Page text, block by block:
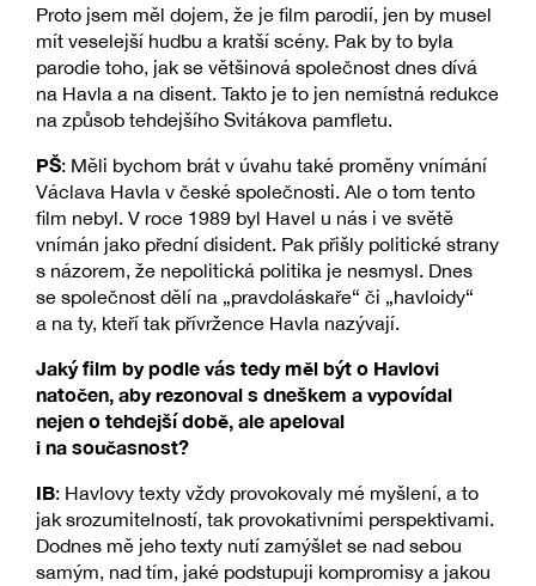
Proto jsem měl dojem, že je film parodií, jen by musel
mít veselejší hudbu a kratší scény. Pak by to byla
parodie toho, jak se většinová společnost dnes dívá
na Havla a na disent. Takto je to jen nemístná redukce
na způsob tehdejšího Svitákova pamfletu.
PŠ: Měli bychom brát v úvahu také proměny vnímání
Václava Havla v české společnosti. Ale o tom tento
film nebyl. V roce 1989 byl Havel u nás i ve světě
vnímán jako přední disident. Pak přišly politické strany
s názorem, že nepolitická politika je nesmysl. Dnes
se společnost dělí na „pravdoláskaře“ či „havloidy“
a na ty, kteří tak přívržence Havla nazývají.
Jaký film by podle vás tedy měl být o Havlovi
natočen, aby rezonoval s dneškem a vypovídal
nejen o tehdejší době, ale apeloval
i na současnost?
IB: Havlovy texty vždy provokovaly mé myšlení, a to
jak srozumitelností, tak provokativními perspektivami.
Dodnes mě jeho texty nutí zamýšlet se nad sebou
samým, nad tím, jaké podstupuji kompromisy a jakou